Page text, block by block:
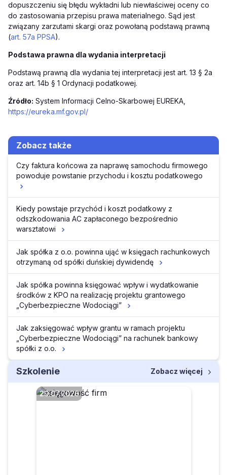
dopuszczeniu się błędu wykładni lub niewłaściwej oceny co
do zastosowania przepisu prawa materialnego. Sąd jest
związany zarzutami skargi oraz powołaną podstawą prawną
(art. 57a PPSA).
Podstawa prawna dla wydania interpretacji
Podstawą prawną dla wydania tej interpretacji jest art. 13 § 2a
oraz art. 14b § 1 Ordynacji podatkowej.
Źródło: System Informacji Celno-Skarbowej EUREKA,
https://eureka.mf.gov.pl/
Zobacz także
Czy faktura końcowa za naprawę samochodu firmowego
powoduje powstanie przychodu i kosztu podatkowego
Kiedy powstaje przychód i koszt podatkowy z
odszkodowania AC zapłaconego bezpośrednio
warsztatowi
Jak spółka z o.o. powinna ująć w księgach rachunkowych
otrzymaną od spółki duńskiej dywidendę
Jak spółka powinna księgować wpływ i wydatkowanie
środków z KPO na realizację projektu grantowego
„Cyberbezpieczne Wodociągi”
Jak zaksięgować wpływ grantu w ramach projektu
„Cyberbezpieczne Wodociągi” na rachunek bankowy
spółki z o.o.
Szkolenie Zobacz więcej
29.07.2026